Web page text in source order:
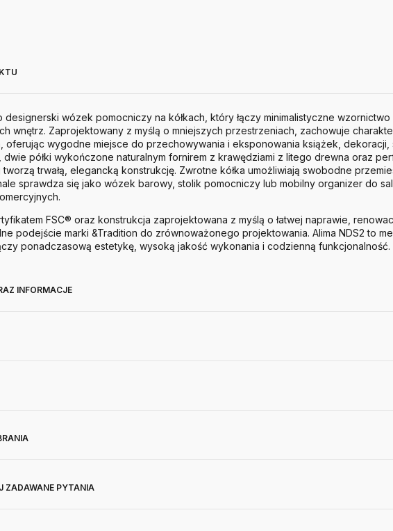
designerski wózek pomocniczy na kółkach, który łączy minimalistyczne
wnętrz. Zaprojektowany z myślą o mniejszych przestrzeniach, zachowuje
oferując wygodne miejsce do przechowywania i eksponowania książek, dekoracji,
dwie półki wykończone naturalnym fornirem z krawędziami z litego drewna oraz
trwałą, elegancką konstrukcję. Zwrotne kółka umożliwiają swobodne
sprawdza się jako wózek barowy, stolik pomocniczy lub mobilny organizer do
FSC® oraz konstrukcja zaprojektowana z myślą o łatwej naprawie,
podejście marki &Tradition do zrównoważonego projektowania. Alima NDS2 to
ponadczasową estetykę, wysoką jakość wykonania i codzienną funkcjonalność.
INFORMACJE
ZADAWANE PYTANIA